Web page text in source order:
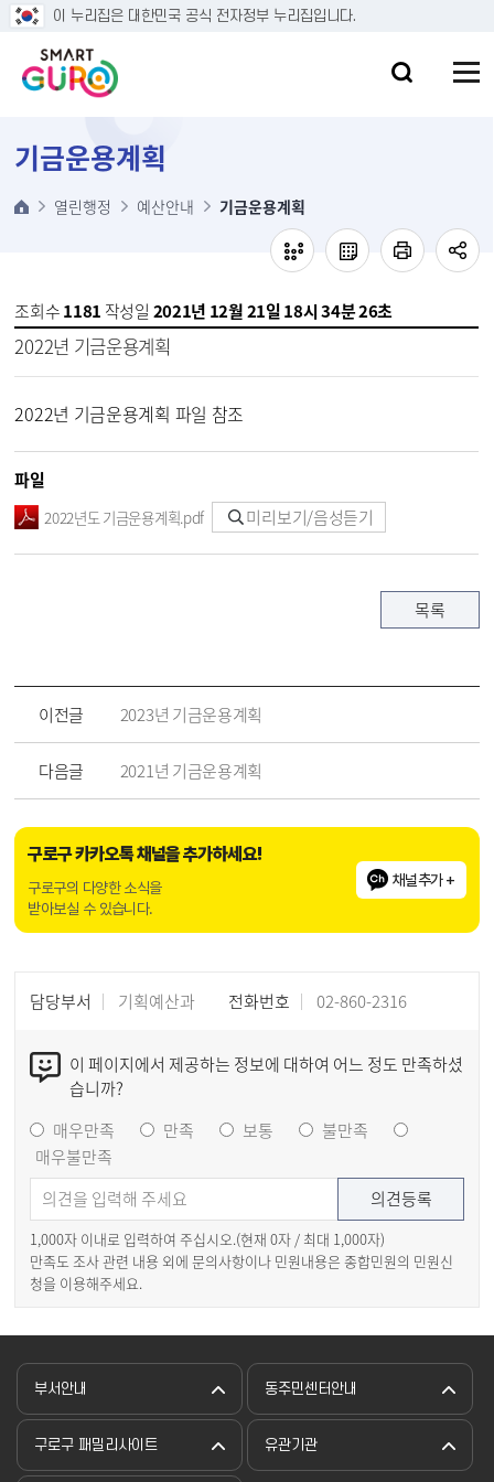
본문 바로가기
이 누리집은 대한민국 공식 전자정부 누리집입니다.
기금운용계획
열린행정 예산안내 기금운용계획
조회수1181 작성일 2021년 12월 21일 18시 34분 26초
2022년 기금운용계획
2022년 기금운용계획 파일 참조
파일
2022년도 기금운용계획.pdf 미리보기/음성듣기
목록
이전글 2023년 기금운용계획
다음글 2021년 기금운용계획
구로구 카카오톡 채널을 추가하세요!
구로구의 다양한 소식을
받아보실 수 있습니다.
채널추가 +
담당부서 기획예산과 전화번호 02-860-2316
이 페이지에서 제공하는 정보에 대하여 어느 정도 만족하셨
습니까?
매우만족
만족 보통
불만족
매우불만족
1,000자 이내로 입력하여 주십시오.(현재 0자 / 최대 1,000자)
만족도 조사 관련 내용 외에 문의사항이나 민원내용은 종합민원의 민원신
청을 이용해주세요.
부서안내 동주민센터안내
구로구 패밀리사이트 유관기관